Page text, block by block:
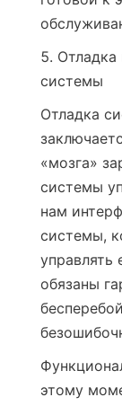
5. Отладка
системы
Отладка
«мозга»
системы
нам
системы,
обязаны
этому